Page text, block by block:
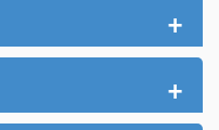
+
+